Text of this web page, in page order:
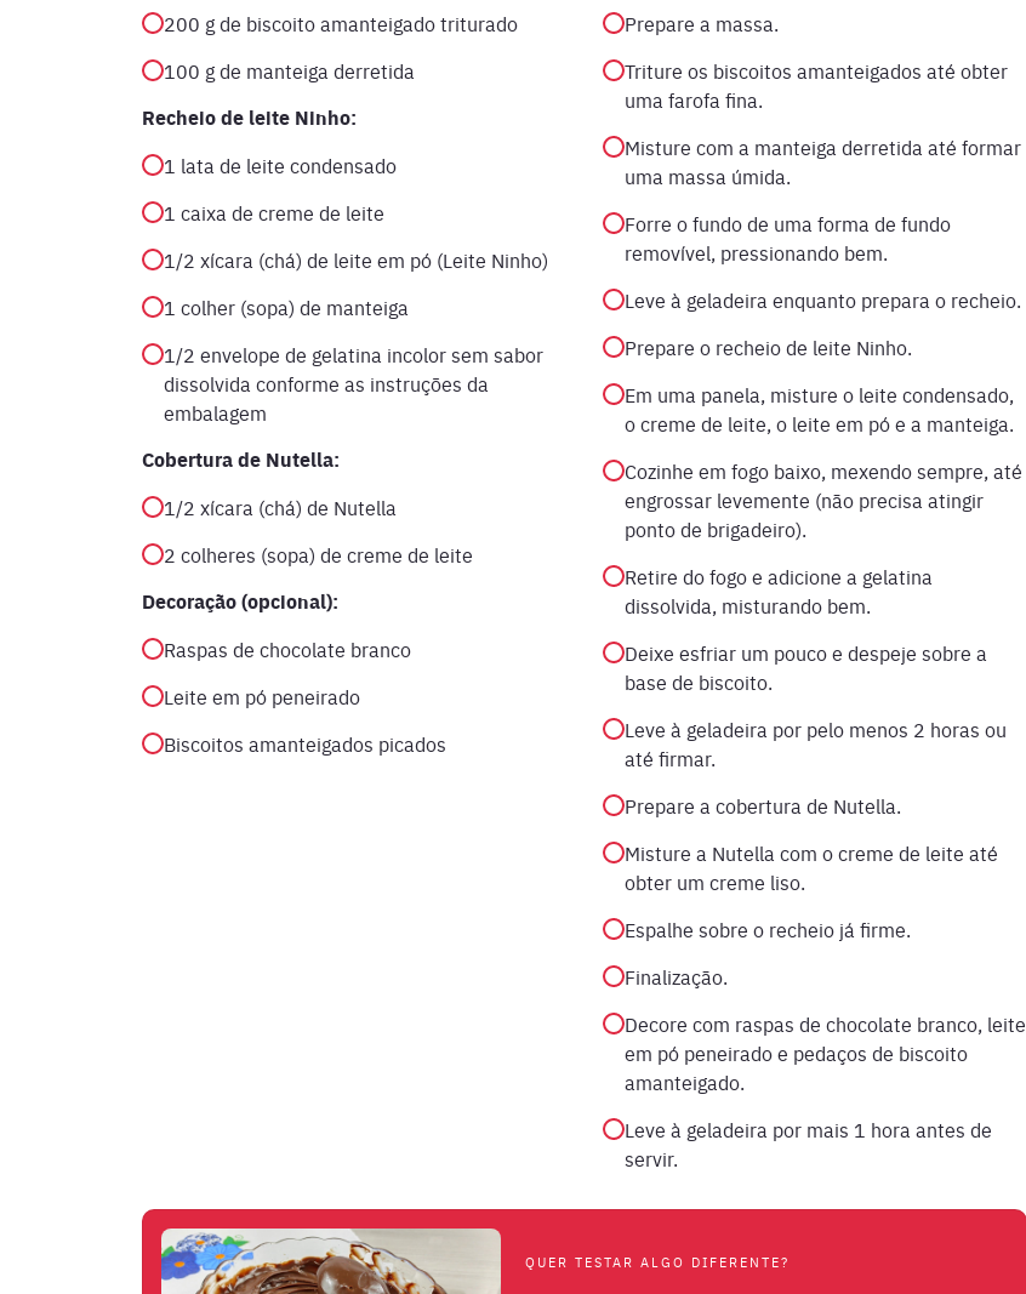
200 g de biscoito amanteigado triturado
100 g de manteiga derretida
Recheio de leite Ninho:
1 lata de leite condensado
1 caixa de creme de leite
1/2 xícara (chá) de leite em pó (Leite Ninho)
1 colher (sopa) de manteiga
1/2 envelope de gelatina incolor sem sabor
dissolvida conforme as instruções da
embalagem
Cobertura de Nutella:
1/2 xícara (chá) de Nutella
2 colheres (sopa) de creme de leite
Decoração (opcional):
Raspas de chocolate branco
Leite em pó peneirado
Biscoitos amanteigados picados
Prepare a massa.
Triture os biscoitos amanteigados até obter
uma farofa fina.
Misture com a manteiga derretida até formar
uma massa úmida.
Forre o fundo de uma forma de fundo
removível, pressionando bem.
Leve à geladeira enquanto prepara o recheio.
Prepare o recheio de leite Ninho.
Em uma panela, misture o leite condensado,
o creme de leite, o leite em pó e a manteiga.
Cozinhe em fogo baixo, mexendo sempre, até
engrossar levemente (não precisa atingir
ponto de brigadeiro).
Retire do fogo e adicione a gelatina
dissolvida, misturando bem.
Deixe esfriar um pouco e despeje sobre a
base de biscoito.
Leve à geladeira por pelo menos 2 horas ou
até firmar.
Prepare a cobertura de Nutella.
Misture a Nutella com o creme de leite até
obter um creme liso.
Espalhe sobre o recheio já firme.
Finalização.
Decore com raspas de chocolate branco, leite
em pó peneirado e pedaços de biscoito
amanteigado.
Leve à geladeira por mais 1 hora antes de
servir.
QUER TESTAR ALGO DIFERENTE?